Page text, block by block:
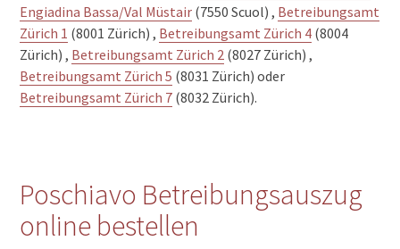
Engiadina Bassa/Val Müstair (7550 Scuol) , Betreibungsamt
Zürich 1 (8001 Zürich) , Betreibungsamt Zürich 4 (8004
Zürich) , Betreibungsamt Zürich 2 (8027 Zürich) ,
Betreibungsamt Zürich 5 (8031 Zürich) oder
Betreibungsamt Zürich 7 (8032 Zürich).
Poschiavo Betreibungsauszug
online bestellen